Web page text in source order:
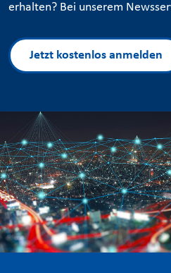
erhalten? Bei unserem
Jetzt kostenlos anmelden